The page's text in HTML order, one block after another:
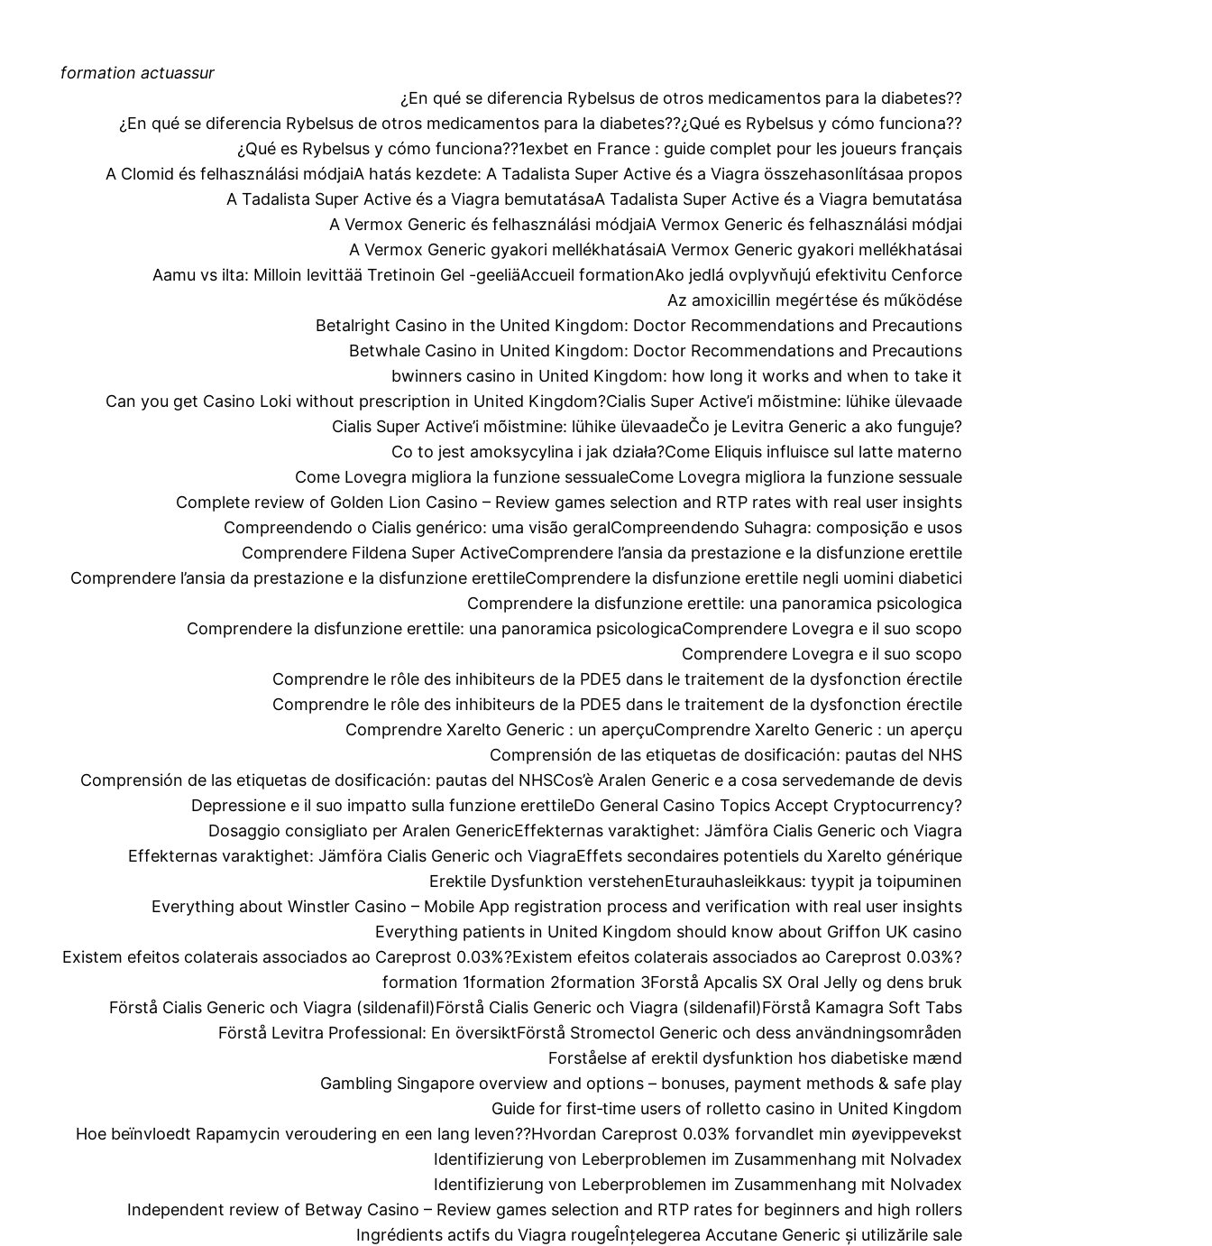
formation actuassur
¿En qué se diferencia Rybelsus de otros medicamentos para la diabetes??
¿En qué se diferencia Rybelsus de otros medicamentos para la diabetes??¿Qué es Rybelsus y cómo funciona??
¿Qué es Rybelsus y cómo funciona??1exbet en France : guide complet pour les joueurs français
A Clomid és felhasználási módjaiA hatás kezdete: A Tadalista Super Active és a Viagra összehasonlításaa propos
A Tadalista Super Active és a Viagra bemutatásaA Tadalista Super Active és a Viagra bemutatása
A Vermox Generic és felhasználási módjaiA Vermox Generic és felhasználási módjai
A Vermox Generic gyakori mellékhatásaiA Vermox Generic gyakori mellékhatásai
Aamu vs ilta: Milloin levittää Tretinoin Gel -geeliäAccueil formationAko jedlá ovplyvňujú efektivitu Cenforce
Az amoxicillin megértése és működése
Betalright Casino in the United Kingdom: Doctor Recommendations and Precautions
Betwhale Casino in United Kingdom: Doctor Recommendations and Precautions
bwinners casino in United Kingdom: how long it works and when to take it
Can you get Casino Loki without prescription in United Kingdom?Cialis Super Active’i mõistmine: lühike ülevaade
Cialis Super Active’i mõistmine: lühike ülevaadeČo je Levitra Generic a ako funguje?
Co to jest amoksycylina i jak działa?Come Eliquis influisce sul latte materno
Come Lovegra migliora la funzione sessualeCome Lovegra migliora la funzione sessuale
Complete review of Golden Lion Casino – Review games selection and RTP rates with real user insights
Compreendendo o Cialis genérico: uma visão geralCompreendendo Suhagra: composição e usos
Comprendere Fildena Super ActiveComprendere l’ansia da prestazione e la disfunzione erettile
Comprendere l’ansia da prestazione e la disfunzione erettileComprendere la disfunzione erettile negli uomini diabetici
Comprendere la disfunzione erettile: una panoramica psicologica
Comprendere la disfunzione erettile: una panoramica psicologicaComprendere Lovegra e il suo scopo
Comprendere Lovegra e il suo scopo
Comprendre le rôle des inhibiteurs de la PDE5 dans le traitement de la dysfonction érectile
Comprendre le rôle des inhibiteurs de la PDE5 dans le traitement de la dysfonction érectile
Comprendre Xarelto Generic : un aperçuComprendre Xarelto Generic : un aperçu
Comprensión de las etiquetas de dosificación: pautas del NHS
Comprensión de las etiquetas de dosificación: pautas del NHSCos’è Aralen Generic e a cosa servedemande de devis
Depressione e il suo impatto sulla funzione erettileDo General Casino Topics Accept Cryptocurrency?
Dosaggio consigliato per Aralen GenericEffekternas varaktighet: Jämföra Cialis Generic och Viagra
Effekternas varaktighet: Jämföra Cialis Generic och ViagraEffets secondaires potentiels du Xarelto générique
Erektile Dysfunktion verstehenEturauhasleikkaus: tyypit ja toipuminen
Everything about Winstler Casino – Mobile App registration process and verification with real user insights
Everything patients in United Kingdom should know about Griffon UK casino
Existem efeitos colaterais associados ao Careprost 0.03%?Existem efeitos colaterais associados ao Careprost 0.03%?
formation 1formation 2formation 3Forstå Apcalis SX Oral Jelly og dens bruk
Förstå Cialis Generic och Viagra (sildenafil)Förstå Cialis Generic och Viagra (sildenafil)Förstå Kamagra Soft Tabs
Förstå Levitra Professional: En översiktFörstå Stromectol Generic och dess användningsområden
Forståelse af erektil dysfunktion hos diabetiske mænd
Gambling Singapore overview and options – bonuses, payment methods & safe play
Guide for first‑time users of rolletto casino in United Kingdom
Hoe beïnvloedt Rapamycin veroudering en een lang leven??Hvordan Careprost 0.03% forvandlet min øyevippevekst
Identifizierung von Leberproblemen im Zusammenhang mit Nolvadex
Identifizierung von Leberproblemen im Zusammenhang mit Nolvadex
Independent review of Betway Casino – Review games selection and RTP rates for beginners and high rollers
Ingrédients actifs du Viagra rougeÎnțelegerea Accutane Generic și utilizările sale